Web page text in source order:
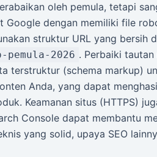
oleh pemula, tetapi
Google dengan memiliki file
struktur URL yang bersih
pemula-2026 . Perbaiki
terstruktur (schema markup)
Anda, yang dapat
Keamanan situs (HTTPS)
Console dapat membantu
yang solid, upaya SEO